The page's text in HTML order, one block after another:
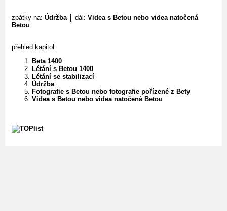
zpátky na: Údržba │ dál: Videa s Betou nebo videa natočená
Betou
přehled kapitol:
Beta 1400
Létání s Betou 1400
Létání se stabilizací
Údržba
Fotografie s Betou nebo fotografie pořízené z Bety
Videa s Betou nebo videa natočená Betou